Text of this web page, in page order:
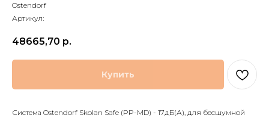
Ostendorf
Артикул:
48665,70 р.
Купить
Система Ostendorf Skolan Safe (PP-MD) - 17дБ(А), для бесшумной